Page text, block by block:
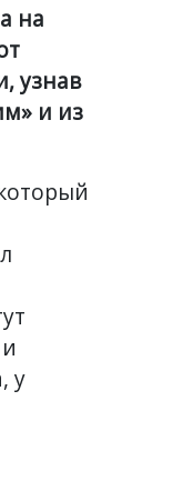
на
узнав
и из
у